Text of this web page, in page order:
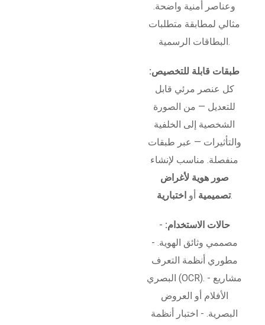
وعناصر أمنية واضحة.
مثالي لمطابقة متطلبات
البطاقات الرسمية.
طبقات قابلة للتخصيص:
كل عنصر مرئي قابل
للتعديل — من الصورة
الشخصية إلى الخلفية
والتأثيرات — عبر طبقات
منفصلة. مناسب لإنشاء
صور هوية لأغراض
تصميمية أو اختبارية .
حالات الاستخدام: -
مصممي وثائق الهوية. -
مطوري أنظمة التعرف
البصري (OCR). - مشاريع
الأفلام أو العروض
البصرية. - اختبار أنظمة